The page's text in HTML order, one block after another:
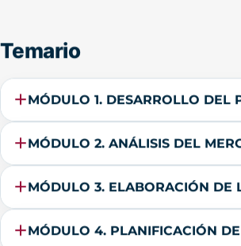
Temario
MÓDULO 1. DESARROLLO DEL
MÓDULO 2. ANÁLISIS DEL
MÓDULO 3. ELABORACIÓN DE
MÓDULO 4. PLANIFICACIÓN